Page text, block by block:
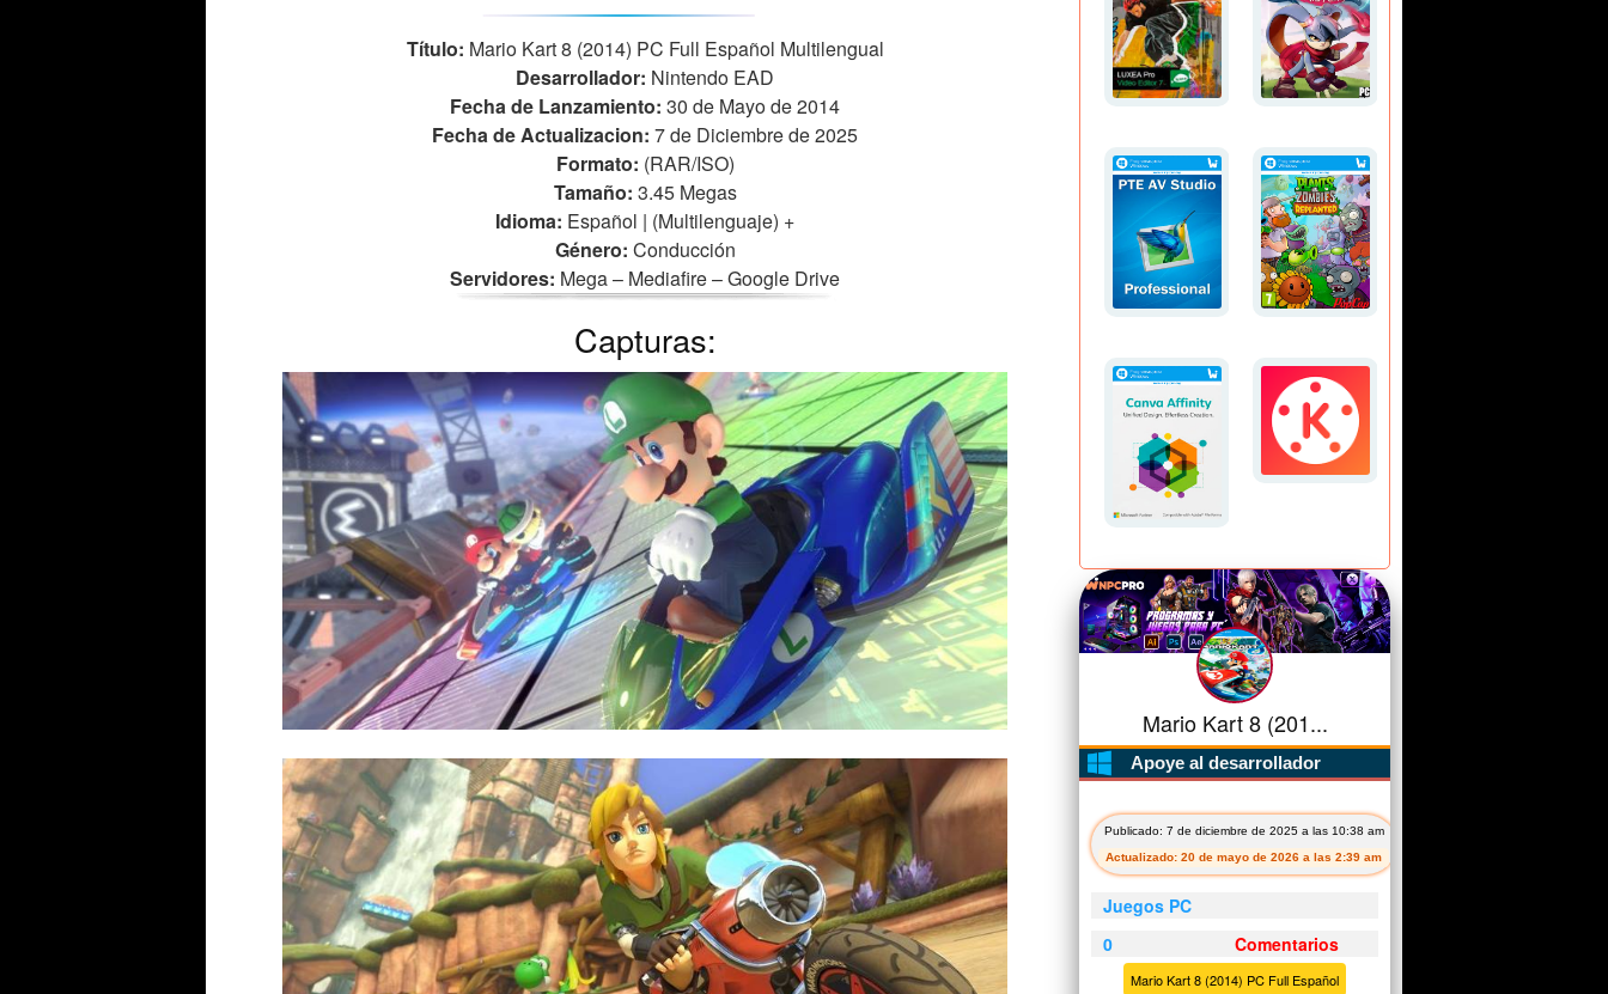
Título: Mario Kart 8 (2014) PC Full Español Multilengual
Desarrollador: Nintendo EAD
Fecha de Lanzamiento: 30 de Mayo de 2014
Fecha de Actualizacion: 7 de Diciembre de 2025
Formato: (RAR/ISO)
Tamaño: 3.45 Megas
Idioma: Español | (Multilenguaje) +
Género: Conducción
Servidores: Mega – Mediafire – Google Drive
Capturas:
Mario Kart 8 (201...
Apoye al desarrollador
Publicado: 7 de diciembre de 2025 a las 10:38 am
Actualizado: 20 de mayo de 2026 a las 2:39 am
Juegos PC
0
Comentarios
Mario Kart 8 (2014) PC Full Español